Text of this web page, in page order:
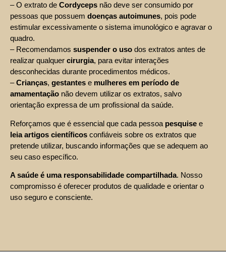
– O extrato de Cordyceps não deve ser consumido por
pessoas que possuem doenças autoimunes, pois pode
estimular excessivamente o sistema imunológico e agravar o
quadro.
– Recomendamos suspender o uso dos extratos antes de
realizar qualquer cirurgia, para evitar interações
desconhecidas durante procedimentos médicos.
–Crianças, gestantes e mulheres em período de
amamentação não devem utilizar os extratos, salvo
orientação expressa de um profissional da saúde.
Reforçamos que é essencial que cada pessoa pesquise e
leia artigos científicos confiáveis sobre os extratos que
pretende utilizar, buscando informações que se adequem ao
seu caso específico.
A saúde é uma responsabilidade compartilhada. Nosso
compromisso é oferecer produtos de qualidade e orientar o
uso seguro e consciente.